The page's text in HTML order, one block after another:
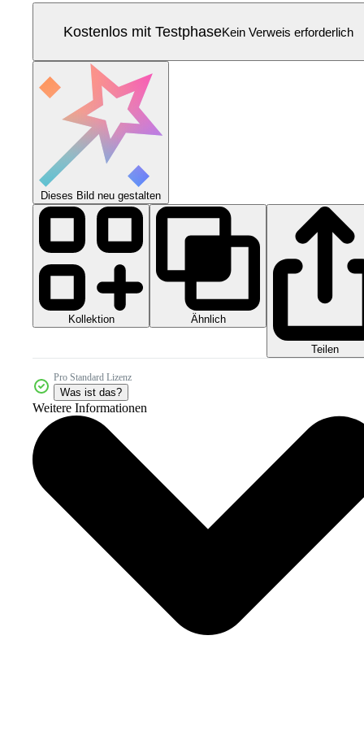
Kostenlos mit TestphaseKein Verweis erforderlich
Dieses Bild neu gestalten
Kollektion Ähnlich
Teilen
Pro Standard Lizenz
Was ist das?
Weitere Informationen